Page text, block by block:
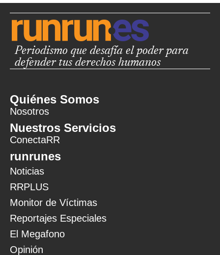
Periodismo que desafía el poder para
defender tus derechos humanos
Quiénes Somos
Nosotros
Nuestros Servicios
ConectaRR
runrunes
Noticias
RRPLUS
Monitor de Víctimas
Reportajes Especiales
El Megafono
Opinión